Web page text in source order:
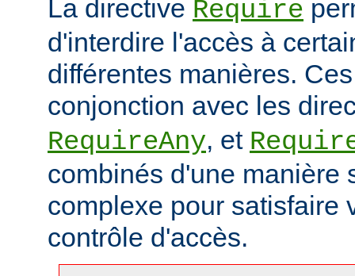
La directive Require
d'interdire l'accès à
différentes manières.
conjonction avec les
RequireAny, et
combinés d'une manière
complexe pour satisfaire
contrôle d'accès.